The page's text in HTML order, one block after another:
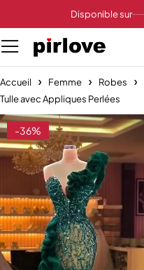
Disponible sur
Accueil Femme Robes
Tulle avec Appliques Perlées
-36%